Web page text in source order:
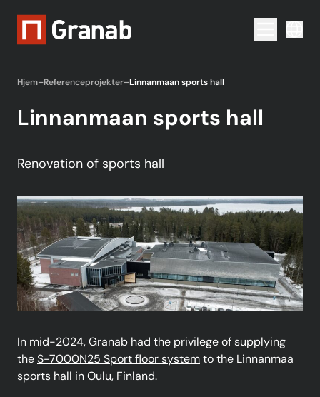
Menu
Hjem–Referenceprojekter–Linnanmaan sports hall
Linnanmaan sports hall
Renovation of sports hall
In mid-2024, Granab had the privilege of supplying
the S-7000N25 Sport floor system to the Linnanmaa
sports hall in Oulu, Finland.